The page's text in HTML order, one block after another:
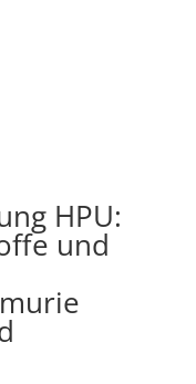
HPU:
und